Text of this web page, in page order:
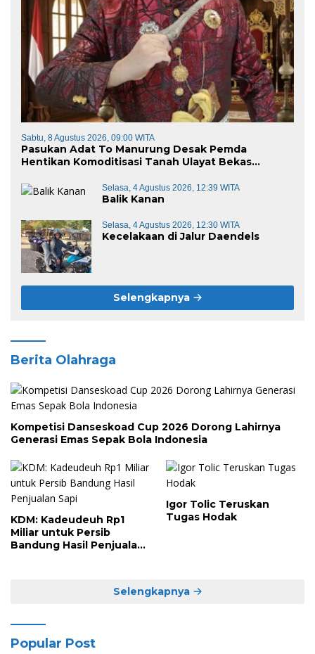
Sabtu, 8 Agustus 2026, 09:00 WITA
Pasukan Adat To Manurung Desak Pemda
Hentikan Komoditisasi Tanah Ulayat Bekas
Selasa, 4 Agustus 2026, 12:39 WITA
Balik Kanan
Selasa, 4 Agustus 2026, 12:30 WITA
Kecelakaan di Jalur Daendels
Selengkapnya
Berita Olahraga
Kompetisi Danseskoad Cup 2026 Dorong Lahirnya
Generasi Emas Sepak Bola Indonesia
KDM: Kadeudeuh Rp1
Miliar untuk Persib
Bandung Hasil Penjualan
Igor Tolic Teruskan
Tugas Hodak
Selengkapnya
Popular Post